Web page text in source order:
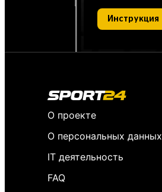
Инструкция
О проекте
О персональных данных
IT деятельность
FAQ